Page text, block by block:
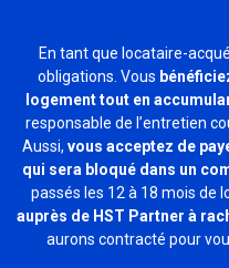
En tant que locataire-
obligations. Vous
logement tout en
responsable de l’entretien
Aussi, vous acceptez de
qui sera bloqué dans un
passés les 12 à 18 mois de
auprès de HST Partner à
aurons contracté pour